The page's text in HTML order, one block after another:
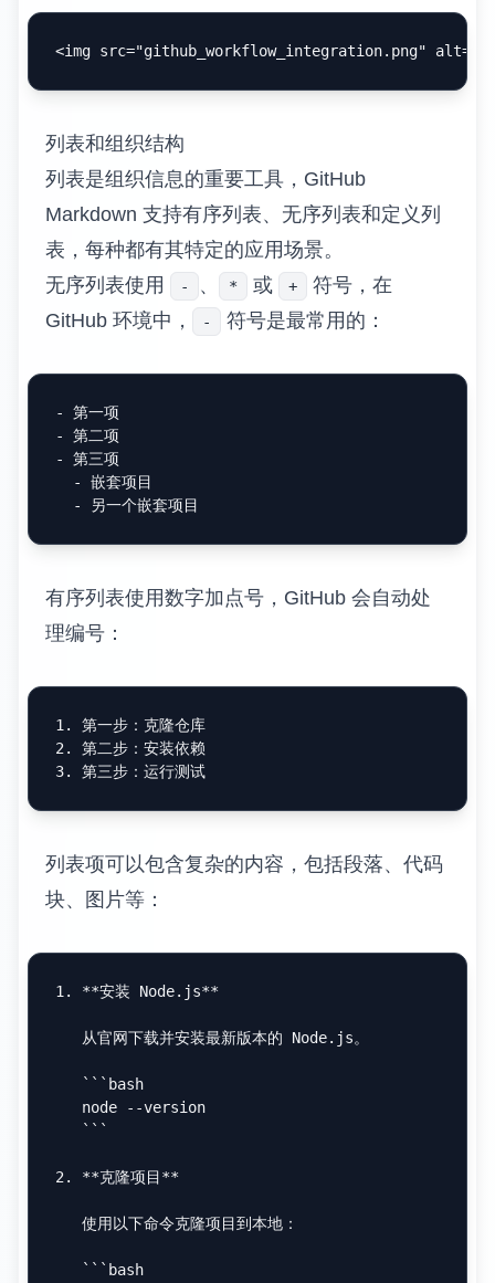
<img src="github_workflow_integration.png" alt=
列表和组织结构
列表是组织信息的重要工具，GitHub
Markdown 支持有序列表、无序列表和定义列
表，每种都有其特定的应用场景。
无序列表使用
- 、 * 或 +
符号，在
GitHub 环境中，
- 符号是最常用的：
-
-
-
  -
  -
有序列表使用数字加点号，GitHub 会自动处
理编号：
1.
2.
3.
列表项可以包含复杂的内容，包括段落、代码
块、图片等：
1. **安装 Node.js**
   从官网下载并安装最新版本的 Node.js。
```bash
   node --version
   ```
2. **克隆项目**
   使用以下命令克隆项目到本地：
```bash